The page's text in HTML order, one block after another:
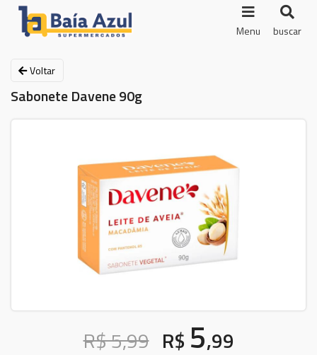
Menu buscar
Voltar
Sabonete Davene 90g
R$ 5,99 R$ 5,99